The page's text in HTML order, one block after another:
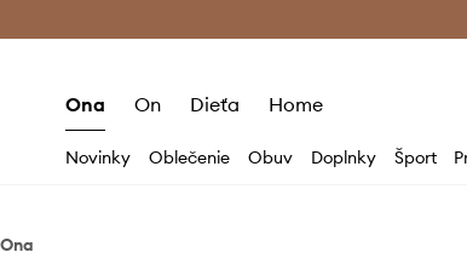
Ona On Dieťa Home
Novinky Oblečenie Obuv Doplnky Šport
Ona